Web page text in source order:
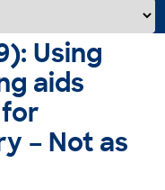
Using
aids
– Not as